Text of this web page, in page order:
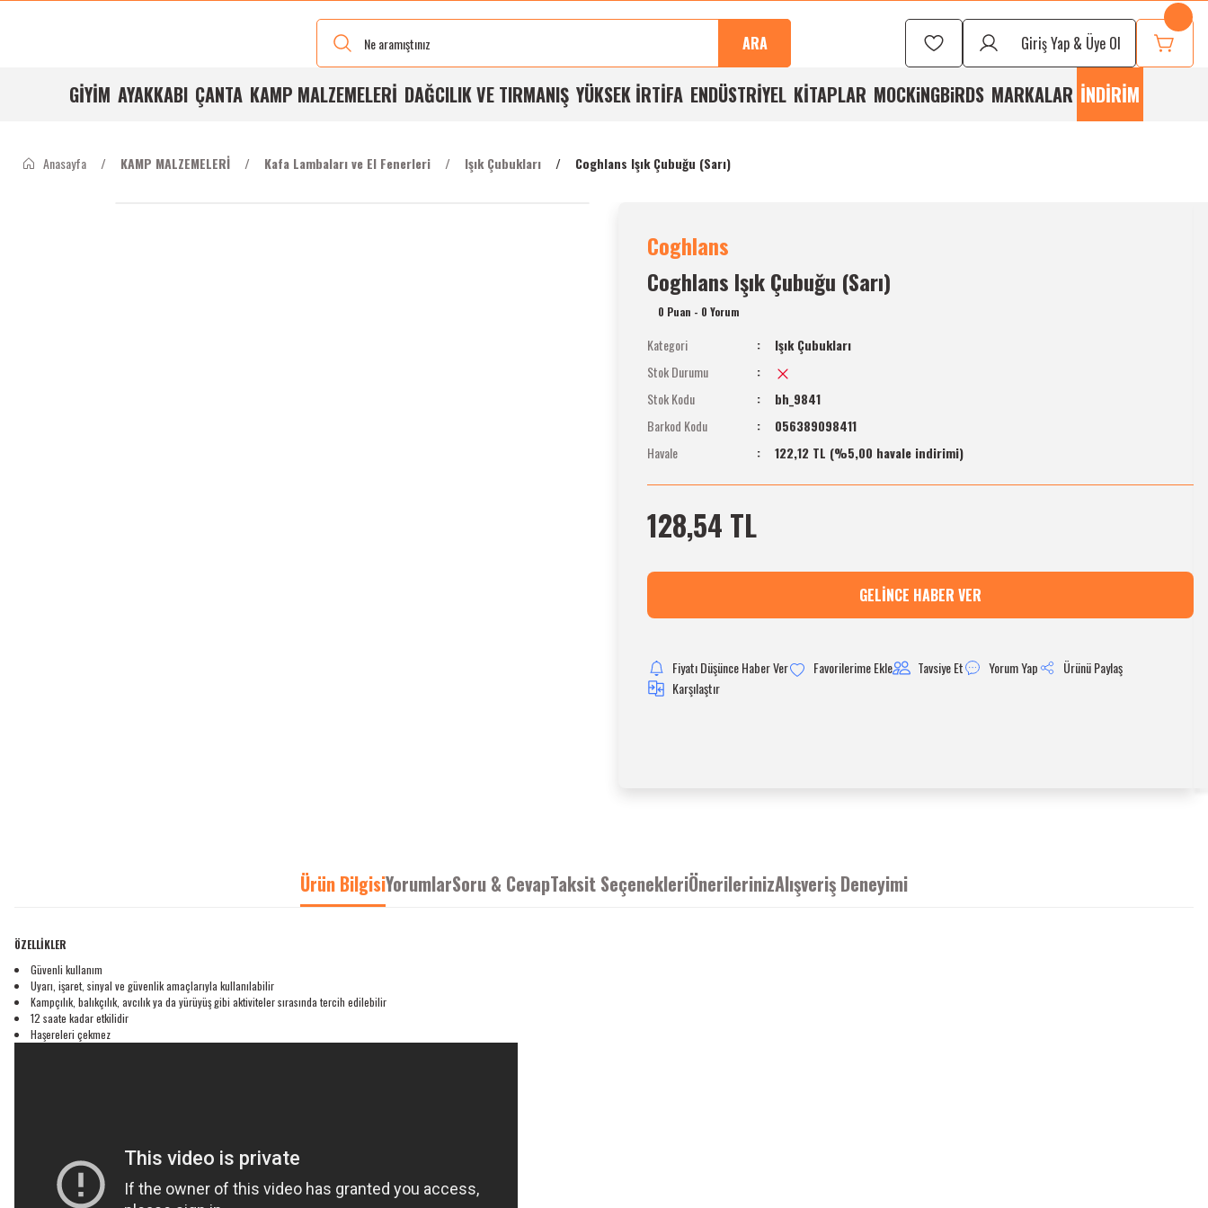
Ve Bedenleri
ile
Stoğumuzda
Buluşma
Kalite
Ücretsiz
Gün
İmkanı
ARA Giriş Yap & Üye Ol
GİYİM AYAKKABI ÇANTA KAMP MALZEMELERİ DAĞCILIK VE TIRMANIŞ YÜKSEK İRTİFA ENDÜSTRİYEL KİTAPLAR MOCKiNGBiRDS MARKALAR İNDİRİM
Anasayfa KAMP MALZEMELERİ Kafa Lambaları ve El Fenerleri Işık Çubukları Coghlans Işık Çubuğu (Sarı)
Coghlans
Coghlans Işık Çubuğu (Sarı)
0 Puan - 0 Yorum
Kategori
Işık Çubukları
Stok Durumu
Stok Kodu
bh_9841
Barkod Kodu
056389098411
Havale
122,12 TL (%5,00 havale indirimi)
128,54 TL
GELINCE HABER VER
Fiyatı Düşünce Haber Ver Tavsiye Et Yorum Yap
Ürünü Paylaş
Karşılaştır
Ürün BilgisiYorumlarSoru & CevapTaksit SeçenekleriÖnerilerinizAlışveriş Deneyimi
ÖZELLİKLER
Güvenli kullanım
Uyarı, işaret, sinyal ve güvenlik amaçlarıyla kullanılabilir
Kampçılık, balıkçılık, avcılık ya da yürüyüş gibi aktiviteler sırasında tercih edilebilir
12 saate kadar etkilidir
Haşereleri çekmez